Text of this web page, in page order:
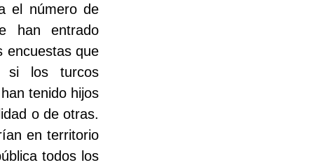
el número de
han entrado
encuestas que
si los turcos
tenido hijos
o de otras.
en territorio
todos los